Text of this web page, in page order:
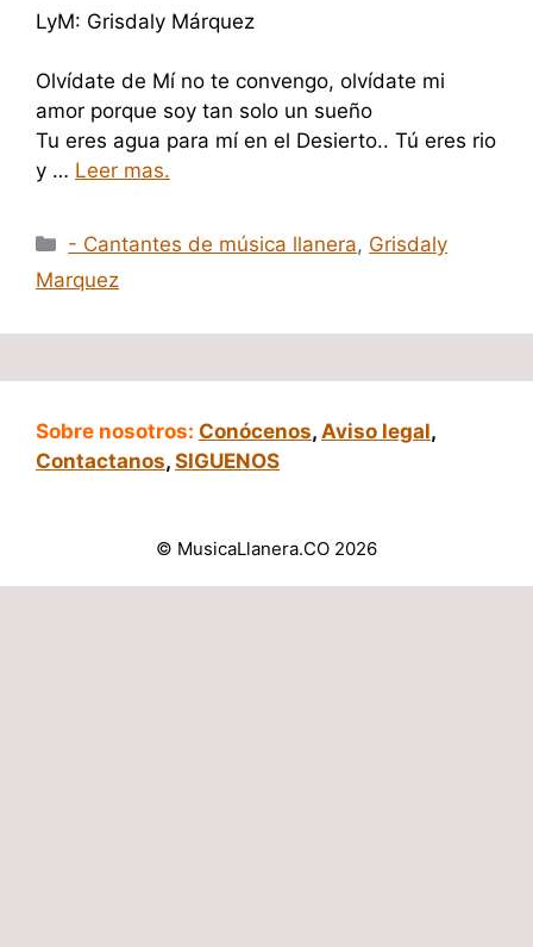
LyM: Grisdaly Márquez
Olvídate de Mí no te convengo, olvídate mi
amor porque soy tan solo un sueño
Tu eres agua para mí en el Desierto.. Tú eres rio
y … Leer mas.
Categorías
- Cantantes de música llanera, Grisdaly
Marquez
Sobre nosotros: Conócenos, Aviso legal,
Contactanos, SIGUENOS
© MusicaLlanera.CO 2026